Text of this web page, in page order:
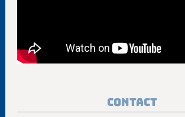
Contact